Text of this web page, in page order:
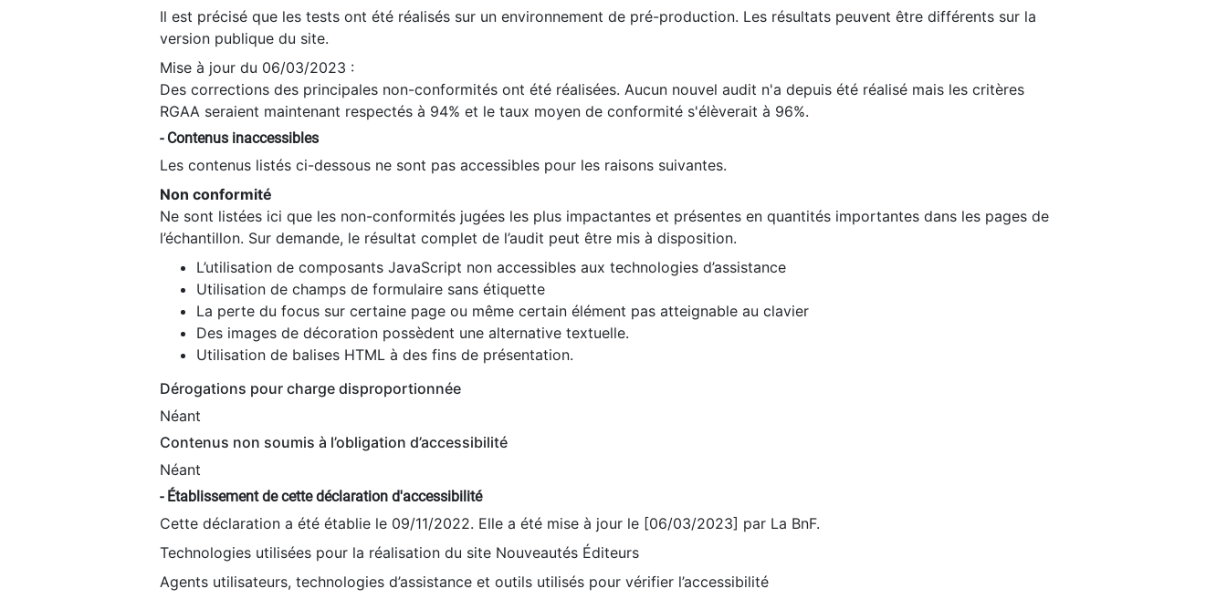
Il est précisé que les tests ont été réalisés sur un environnement de pré-production. Les résultats peuvent être différents sur la
version publique du site.
Mise à jour du 06/03/2023 :
Des corrections des principales non-conformités ont été réalisées. Aucun nouvel audit n'a depuis été réalisé mais les critères
RGAA seraient maintenant respectés à 94% et le taux moyen de conformité s'élèverait à 96%.
- Contenus inaccessibles
Les contenus listés ci-dessous ne sont pas accessibles pour les raisons suivantes.
Non conformité
Ne sont listées ici que les non-conformités jugées les plus impactantes et présentes en quantités importantes dans les pages de
l’échantillon. Sur demande, le résultat complet de l’audit peut être mis à disposition.
L’utilisation de composants JavaScript non accessibles aux technologies d’assistance
Utilisation de champs de formulaire sans étiquette
La perte du focus sur certaine page ou même certain élément pas atteignable au clavier
Des images de décoration possèdent une alternative textuelle.
Utilisation de balises HTML à des fins de présentation.
Dérogations pour charge disproportionnée
Néant
Contenus non soumis à l’obligation d’accessibilité
Néant
- Établissement de cette déclaration d'accessibilité
Cette déclaration a été établie le 09/11/2022. Elle a été mise à jour le [06/03/2023] par La BnF.
Technologies utilisées pour la réalisation du site Nouveautés Éditeurs
Agents utilisateurs, technologies d’assistance et outils utilisés pour vérifier l’accessibilité